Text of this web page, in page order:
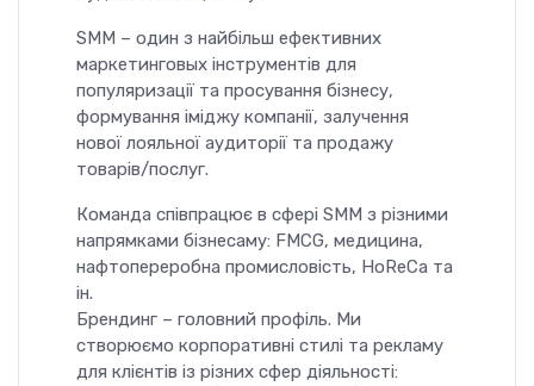
SMM – один з найбільш ефективних
маркетинговых інструментів для
популяризації та просування бізнесу,
формування іміджу компанії, залучення
нової лояльної аудиторії та продажу
товарів/послуг.
Команда співпрацює в сфері SMM з різними
напрямками бізнесаму: FMCG, медицина,
нафтопереробна промисловість, HoReCa та
ін.
Брендинг – головний профіль. Ми
створюємо корпоративні стилі та рекламу
для клієнтів із різних сфер діяльності: